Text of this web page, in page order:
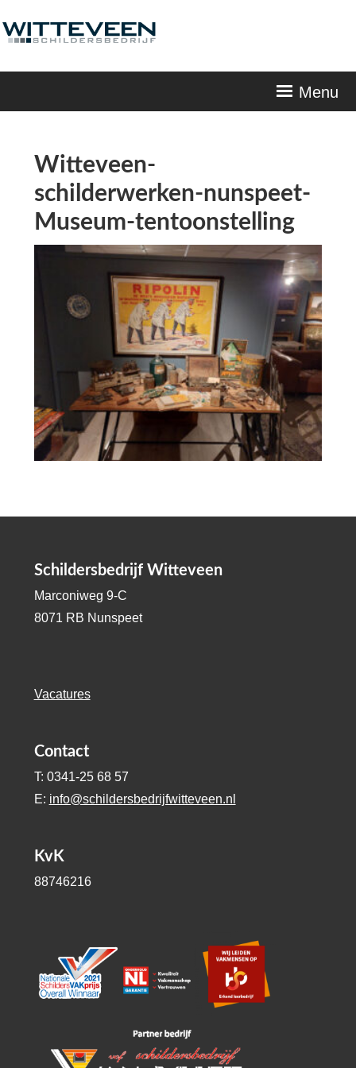
Menu
Witteveen-
schilderwerken-nunspeet-
Museum-tentoonstelling
Schildersbedrijf Witteveen
Marconiweg 9-C
8071 RB Nunspeet
Vacatures
Contact
T: 0341-25 68 57
E: info@schildersbedrijfwitteveen.nl
KvK
88746216